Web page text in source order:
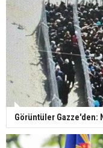
Görüntüler Gazze'den: